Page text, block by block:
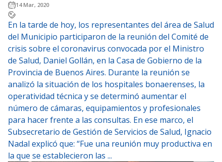
14 Mar, 2020
En la tarde de hoy, los representantes del área de Salud
del Municipio participaron de la reunión del Comité de
crisis sobre el coronavirus convocada por el Ministro
de Salud, Daniel Gollán, en la Casa de Gobierno de la
Provincia de Buenos Aires. Durante la reunión se
analizó la situación de los hospitales bonaerenses, la
operatividad técnica y se determinó aumentar el
número de cámaras, equipamientos y profesionales
para hacer frente a las consultas. En ese marco, el
Subsecretario de Gestión de Servicios de Salud, Ignacio
Nadal explicó que: “Fue una reunión muy productiva en
la que se establecieron las ...